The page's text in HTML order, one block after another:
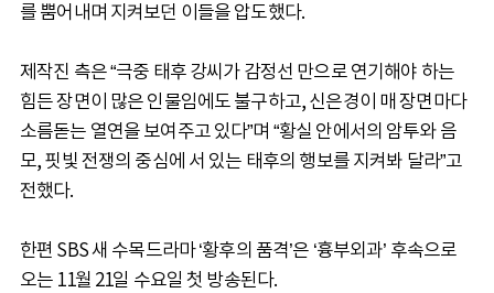
를 뿜어내며 지켜보던 이들을 압도했다.
제작진 측은 “극중 태후 강씨가 감정선 만으로 연기해야 하는
힘든 장면이 많은 인물임에도 불구하고, 신은경이 매 장면마다
소름돋는 열연을 보여주고 있다”며 “황실 안에서의 암투와 음
모, 핏빛 전쟁의 중심에 서 있는 태후의 행보를 지켜봐 달라”고
전했다.
한편 SBS 새 수목드라마 ‘황후의 품격’은 ‘흉부외과’ 후속으로
오는 11월 21일 수요일 첫 방송된다.